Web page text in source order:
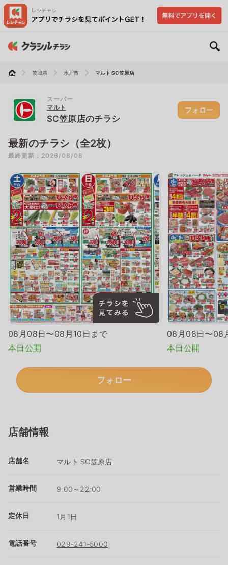
茨城県 水戸市 マルト SC笠原店
スーパー
マルト
SC笠原店のチラシ
フォロー
最新のチラシ（全2枚）
最終更新：2026/08/08
08月08日〜08月10日まで
本日公開
08月08日〜08
本日公開
フォロー
店舗情報
店舗名 マルト SC笠原店
営業時間 9:00～22:00
定休日 1月1日
電話番号 029-241-5000